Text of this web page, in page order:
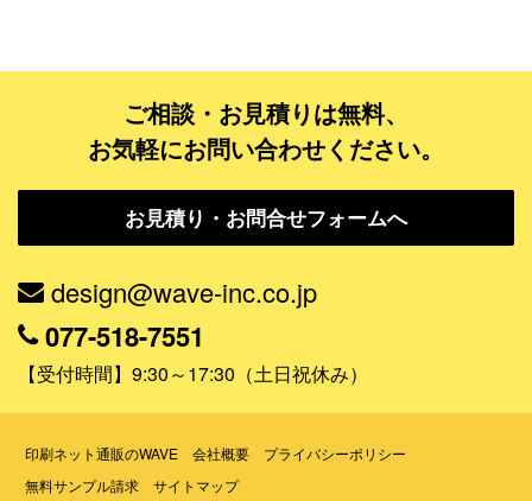
ジャンルで探す
飲食店・カフェ
学校・塾・習い事
コンサート・ライブ・演劇
ご相談・お見積りは無料、
お気軽にお問い合わせください。
お見積り・お問合せフォームへ
design@wave-inc.co.jp
077-518-7551
【受付時間】9:30～17:30（土日祝休み）
印刷ネット通販のWAVE 会社概要
プライバシーポリシー
無料サンプル請求
サイトマップ